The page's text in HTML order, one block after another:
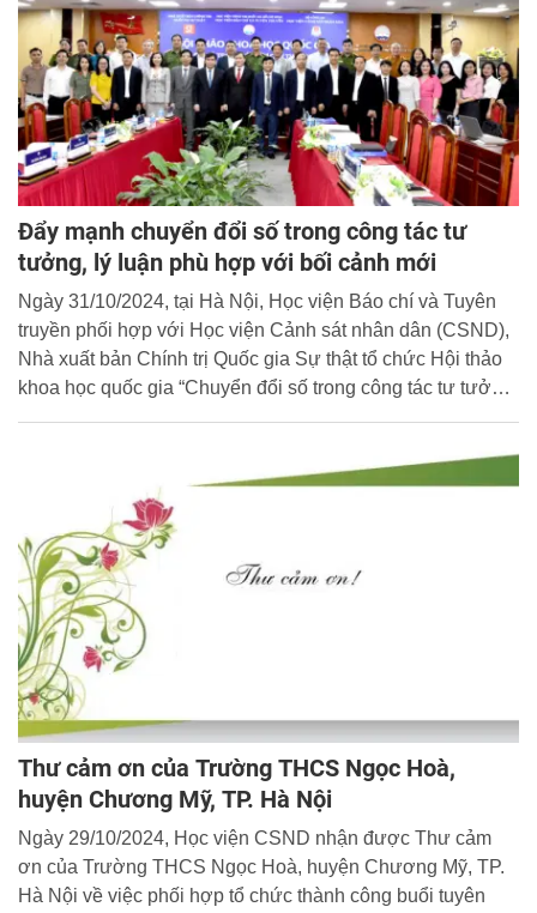
Đẩy mạnh chuyển đổi số trong công tác tư
tưởng, lý luận phù hợp với bối cảnh mới
Ngày 31/10/2024, tại Hà Nội, Học viện Báo chí và Tuyên
truyền phối hợp với Học viện Cảnh sát nhân dân (CSND),
Nhà xuất bản Chính trị Quốc gia Sự thật tổ chức Hội thảo
khoa học quốc gia “Chuyển đổi số trong công tác tư tưởng,
Thư cảm ơn của Trường THCS Ngọc Hoà,
huyện Chương Mỹ, TP. Hà Nội
Ngày 29/10/2024, Học viện CSND nhận được Thư cảm
ơn của Trường THCS Ngọc Hoà, huyện Chương Mỹ, TP.
Hà Nội về việc phối hợp tổ chức thành công buổi tuyên